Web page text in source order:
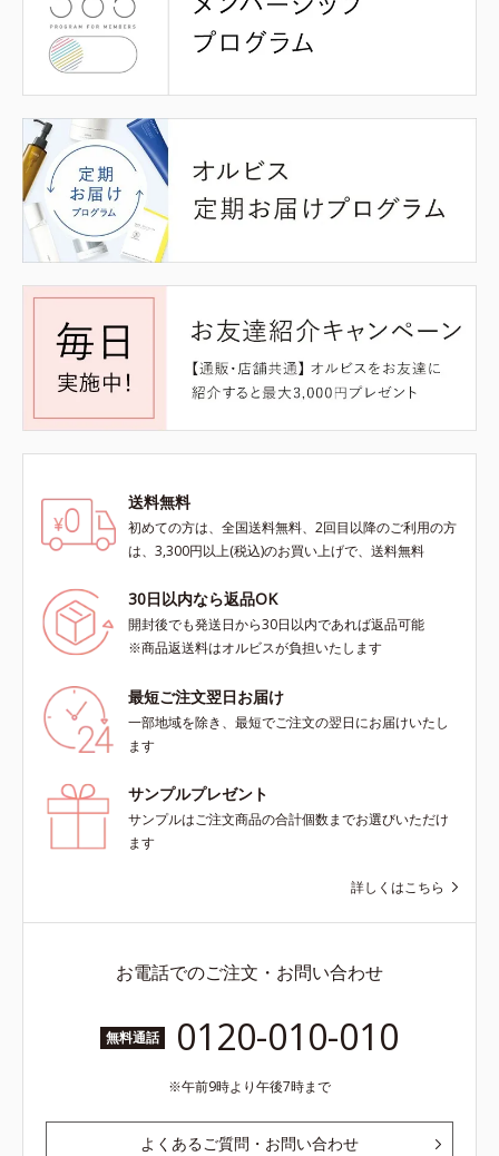
送料無料
初めての方は、全国送料無料、2回目以降のご利用の方
は、3,300円以上(税込)のお買い上げで、送料無料
30日以内なら返品OK
開封後でも発送日から30日以内であれば返品可能
※商品返送料はオルビスが負担いたします
最短ご注文翌日お届け
一部地域を除き、最短でご注文の翌日にお届けいたし
ます
サンプルプレゼント
サンプルはご注文商品の合計個数までお選びいただけ
ます
詳しくはこちら
お電話でのご注文・お問い合わせ
無料通話 0120-010-010
午前9時より午後7時まで
よくあるご質問・お問い合わせ